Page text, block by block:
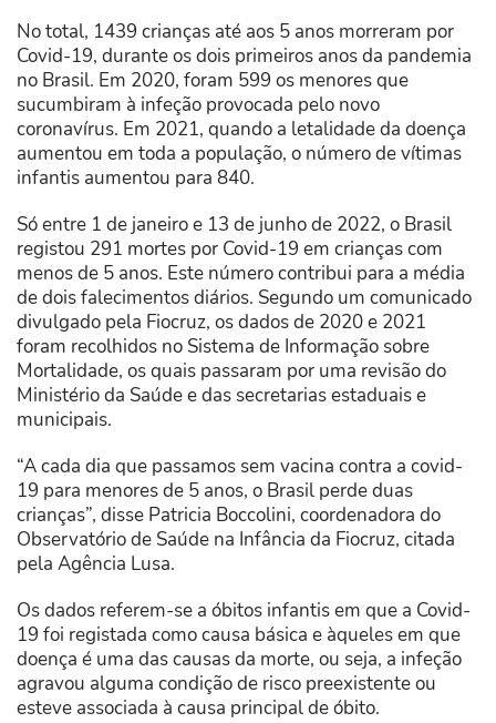
No total, 1439 crianças até aos 5 anos morreram por
Covid-19, durante os dois primeiros anos da pandemia
no Brasil. Em 2020, foram 599 os menores que
sucumbiram à infeção provocada pelo novo
coronavírus. Em 2021, quando a letalidade da doença
aumentou em toda a população, o número de vítimas
infantis aumentou para 840.
Só entre 1 de janeiro e 13 de junho de 2022, o Brasil
registou 291 mortes por Covid-19 em crianças com
menos de 5 anos. Este número contribui para a média
de dois falecimentos diários. Segundo um comunicado
divulgado pela Fiocruz, os dados de 2020 e 2021
foram recolhidos no Sistema de Informação sobre
Mortalidade, os quais passaram por uma revisão do
Ministério da Saúde e das secretarias estaduais e
municipais.
“A cada dia que passamos sem vacina contra a covid-
19 para menores de 5 anos, o Brasil perde duas
crianças”, disse Patricia Boccolini, coordenadora do
Observatório de Saúde na Infância da Fiocruz, citada
pela Agência Lusa.
Os dados referem-se a óbitos infantis em que a Covid-
19 foi registada como causa básica e àqueles em que
doença é uma das causas da morte, ou seja, a infeção
agravou alguma condição de risco preexistente ou
esteve associada à causa principal de óbito.